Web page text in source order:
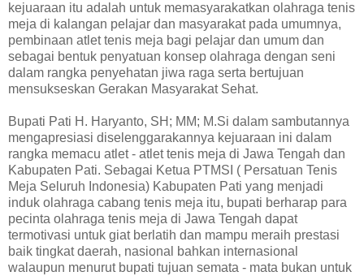
kejuaraan itu adalah untuk memasyarakatkan olahraga tenis
meja di kalangan pelajar dan masyarakat pada umumnya,
pembinaan atlet tenis meja bagi pelajar dan umum dan
sebagai bentuk penyatuan konsep olahraga dengan seni
dalam rangka penyehatan jiwa raga serta bertujuan
mensukseskan Gerakan Masyarakat Sehat.
Bupati Pati H. Haryanto, SH; MM; M.Si dalam sambutannya
mengapresiasi diselenggarakannya kejuaraan ini dalam
rangka memacu atlet - atlet tenis meja di Jawa Tengah dan
Kabupaten Pati. Sebagai Ketua PTMSI ( Persatuan Tenis
Meja Seluruh Indonesia) Kabupaten Pati yang menjadi
induk olahraga cabang tenis meja itu, bupati berharap para
pecinta olahraga tenis meja di Jawa Tengah dapat
termotivasi untuk giat berlatih dan mampu meraih prestasi
baik tingkat daerah, nasional bahkan internasional
walaupun menurut bupati tujuan semata - mata bukan untuk